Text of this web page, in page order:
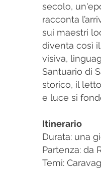
secolo,
racconta
sui maestri
diventa così
visiva,
Santuario di
storico, il
e luce si
Itinerario
Durata: una
Partenza: da
Temi: